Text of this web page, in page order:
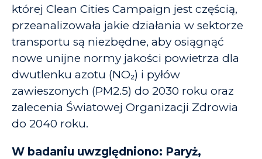
której Clean Cities Campaign jest częścią,
przeanalizowała jakie działania w sektorze
transportu są niezbędne, aby osiągnąć
nowe unijne normy jakości powietrza dla
dwutlenku azotu (NO₂) i pyłów
zawieszonych (PM2.5) do 2030 roku oraz
zalecenia Światowej Organizacji Zdrowia
do 2040 roku.
W badaniu uwzględniono: Paryż,